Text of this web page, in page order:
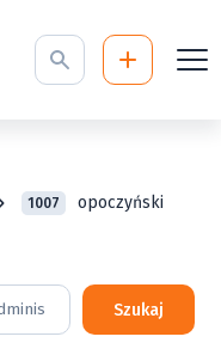
1007 opoczyński
Szukaj